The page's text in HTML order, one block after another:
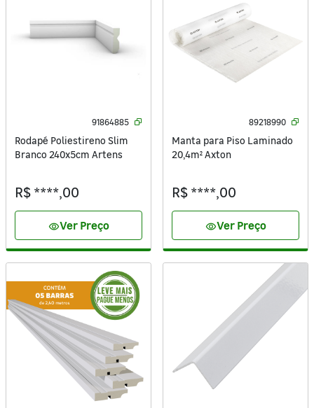
91864885
Rodapé Poliestireno Slim
Branco 240x5cm Artens
R$ ****,00
visibilityVer Preço
89218990
Manta para Piso Laminado
20,4m² Axton
R$ ****,00
visibilityVer Preço